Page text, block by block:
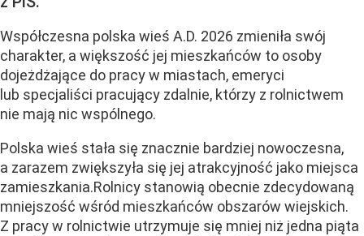
Współczesna polska wieś A.D. 2026 zmieniła swój
charakter, a większość jej mieszkańców to osoby
dojeżdżające do pracy w miastach, emeryci
lub specjaliści pracujący zdalnie, którzy z rolnictwem
nie mają nic wspólnego.
Polska wieś stała się znacznie bardziej nowoczesna,
a zarazem zwiększyła się jej atrakcyjność jako miejsca
zamieszkania.Rolnicy stanowią obecnie zdecydowaną
mniejszość wśród mieszkańców obszarów wiejskich.
Z pracy w rolnictwie utrzymuje się mniej niż jedna piąta